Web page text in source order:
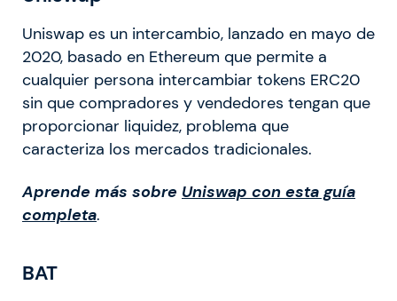
Uniswap es un intercambio, lanzado en mayo de
2020, basado en Ethereum que permite a
cualquier persona intercambiar tokens ERC20
sin que compradores y vendedores tengan que
proporcionar liquidez, problema que
caracteriza los mercados tradicionales.
Aprende más sobre Uniswap con esta guía
completa.
BAT